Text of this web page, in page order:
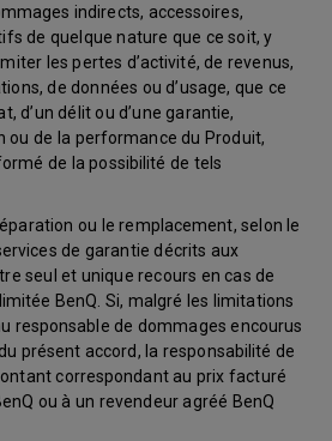
indirects, accessoires,
de quelque nature que ce soit, y
les pertes d’activité, de revenus,
de données ou d’usage, que ce
d’un délit ou d’une garantie,
ou de la performance du Produit,
de la possibilité de tels
ou le remplacement, selon le
de garantie décrits aux
seul et unique recours en cas de
BenQ. Si, malgré les limitations
responsable de dommages encourus
présent accord, la responsabilité de
correspondant au prix facturé
ou à un revendeur agréé BenQ